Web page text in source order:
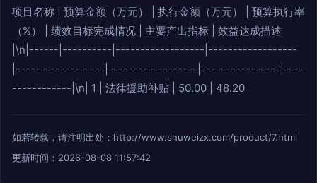
项目名称 | 预算金额（万元） | 执行金额（万元） | 预算执行率
（%） | 绩效目标完成情况 | 主要产出指标 | 效益达成描述
|\n|------|----------|------------------|------------------
|------------------|------------------|----------------|----
------------|\n| 1 | 法律援助补贴 | 50.00 | 48.20
如若转载，请注明出处：http://www.shuweizx.com/product/7.html
更新时间：2026-08-08 11:57:42